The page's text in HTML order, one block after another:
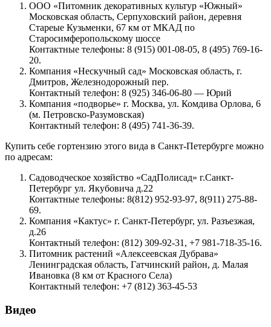
ООО «Питомник декоративных культур «Южный»
Московская область, Серпуховский район, деревня
Стареые Кузьменки, 67 км от МКАД по
Старосимферопольскому шоссе
Контактные телефоны: 8 (915) 001-08-05, 8 (495) 769-16-
20.
Компания «Нескучный сад» Московская область, г.
Дмитров, Железнодорожный пер.
Контактный телефон: 8 (925) 346-06-80 — Юрий
Компания «подворье» г. Москва, ул. Комдива Орлова, 6
(м. Петровско-Разумовская)
Контактный телефон: 8 (495) 741-36-39.
Купить себе гортензию этого вида в Санкт-Петербурге можно
по адресам:
Садоводческое хозяйство «СадПолисад» г.Санкт-
Петербург ул. Якубовича д.22
Контактные телефоны: 8(812) 952-93-97, 8(911) 275-88-
69.
Компания «Кактус» г. Санкт-Петербург, ул. Разъезжая,
д.26
Контактный телефон: (812) 309-92-31, +7 981-718-35-16.
Питомник растений «Алексеевская Дубрава»
Ленинградская область, Гатчинский район, д. Малая
Ивановка (8 км от Красного Села)
Контактный телефон: +7 (812) 363-45-53
Видео